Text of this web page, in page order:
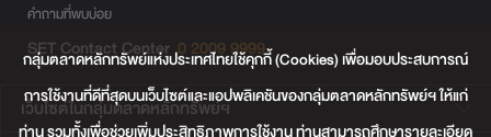
คำถามที่พบบ่อย
SET Contact Center 0 2009 9999
เว็บไซต์ในกลุ่มตลาดหลักทรัพย์ฯ
กลุ่มตลาดหลักทรัพย์แห่งประเทศไทยใช้คุกกี้ (Cookies) เพื่อมอบประสบการณ์
การใช้งานที่ดีที่สุดบนเว็บไซต์และแอปพลิเคชันของกลุ่มตลาดหลักทรัพย์ฯ ให้แก่